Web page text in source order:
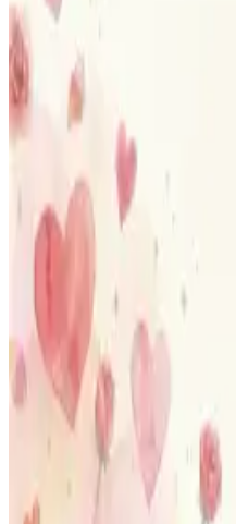
Un libro con su historia dentro,
Amor por la lectura
Ver su nombre y su cara aviva
Familia y amistad
Incluye a hermanos, abuelos,